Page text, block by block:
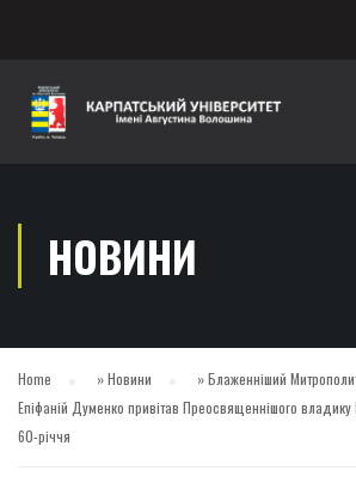
НОВИНИ
Home »Новини »Блаженніший Митрополит
Епіфаній Думенко привітав Преосвященнішого
60-річчя